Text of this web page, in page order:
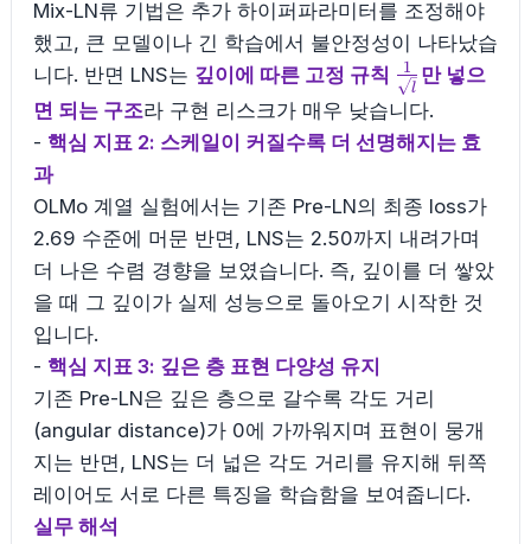
Mix-LN류 기법은 추가 하이퍼파라미터를 조정해야
했고, 큰 모델이나 긴 학습에서 불안정성이 나타났습
니다. 반면 LNS는 깊이에 따른 고정 규칙 \frac{1}
{\sqrt{l}}
l
1 만 넣으
면 되는 구조라 구현 리스크가 매우 낮습니다.
- 핵심 지표 2: 스케일이 커질수록 더 선명해지는 효
과
OLMo 계열 실험에서는 기존 Pre-LN의 최종 loss가
2.69 수준에 머문 반면, LNS는 2.50까지 내려가며
더 나은 수렴 경향을 보였습니다. 즉, 깊이를 더 쌓았
을 때 그 깊이가 실제 성능으로 돌아오기 시작한 것
입니다.
- 핵심 지표 3: 깊은 층 표현 다양성 유지
기존 Pre-LN은 깊은 층으로 갈수록 각도 거리
(angular distance)가 0에 가까워지며 표현이 뭉개
지는 반면, LNS는 더 넓은 각도 거리를 유지해 뒤쪽
레이어도 서로 다른 특징을 학습함을 보여줍니다.
실무 해석